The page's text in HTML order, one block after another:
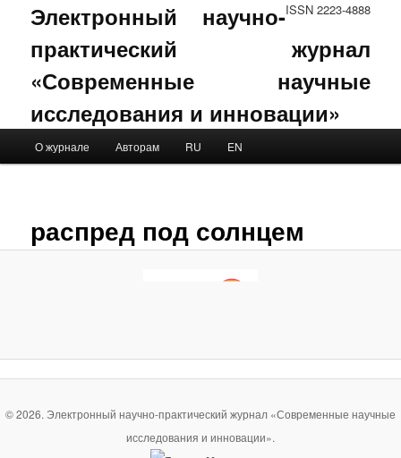
ISSN 2223-4888
Электронный научно-
практический журнал
«Современные научные
исследования и инновации»
Skip to primary content
Skip to secondary content
О журнале Авторам RU EN
распред под солнцем
© 2026. Электронный научно-практический журнал «Современные научные
исследования и инновации».